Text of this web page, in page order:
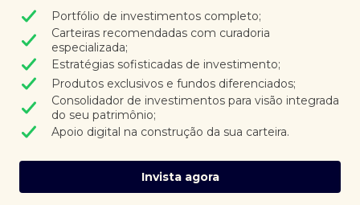
Portfólio de investimentos completo;
Carteiras recomendadas com curadoria
especializada;
Estratégias sofisticadas de investimento;
Produtos exclusivos e fundos diferenciados;
Consolidador de investimentos para visão integrada
do seu patrimônio;
Apoio digital na construção da sua carteira.
Invista agora